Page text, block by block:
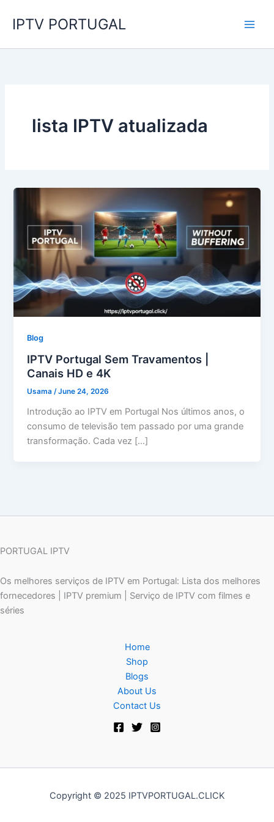
IPTV PORTUGAL
lista IPTV atualizada
Blog
IPTV Portugal Sem Travamentos |
Canais HD e 4K
Usama/June 24, 2026
Introdução ao IPTV em Portugal Nos últimos anos, o
consumo de televisão tem passado por uma grande
transformação. Cada vez […]
PORTUGAL IPTV
Os melhores serviços de IPTV em Portugal: Lista dos melhores
fornecedores | IPTV premium | Serviço de IPTV com filmes e
séries
Home
Shop
Blogs
About Us
Contact Us
Copyright © 2025 IPTVPORTUGAL.CLICK